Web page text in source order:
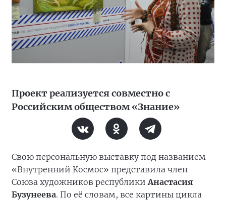
Проект реализуется совместно с
Российским обществом «Знание»
Свою персональную выставку под названием
«Внутренний Космос» представила член
Союза художников республики Анастасия
Бузунеева. По её словам, все картины цикла